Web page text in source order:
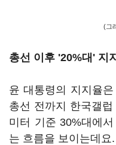
(그
총선 이후 '20%대' 지
윤 대통령의 지지율
총선 전까지 한국갤
미터 기준 30%대에
는 흐름을 보이는데요.